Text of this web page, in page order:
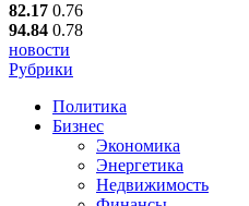
82.17 0.76
94.84 0.78
новости
Рубрики
Политика
Бизнес
Экономика
Энергетика
Недвижимость